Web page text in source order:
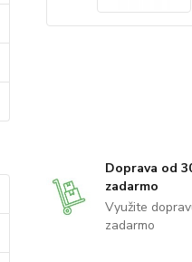
Doprava od
zadarmo
Využite
zadarmo